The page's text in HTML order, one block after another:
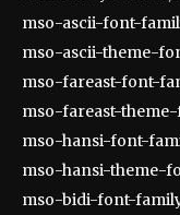
mso-ascii-font-
mso-ascii-theme-
mso-fareast-font-
mso-fareast-
mso-hansi-font-
mso-hansi-theme-
mso-bidi-font-